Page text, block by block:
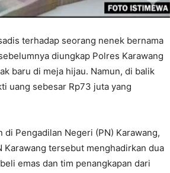
terhadap seorang nenek bernama
diungkap Polres Karawang
baru di meja hijau. Namun, di balik
uang sebesar Rp73 juta yang
Pengadilan Negeri (PN) Karawang,
Karawang tersebut menghadirkan dua
emas dan tim penangkapan dari